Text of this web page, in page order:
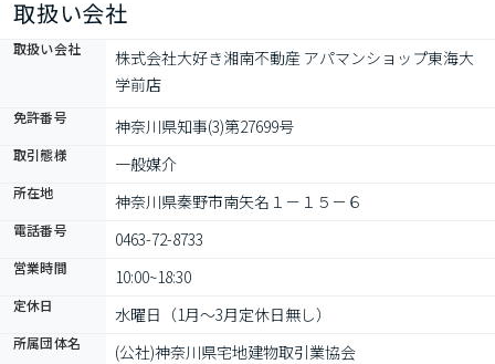
取扱い会社
取扱い会社
株式会社大好き湘南不動産 アパマンショップ東海大
学前店
免許番号 神奈川県知事(3)第27699号
取引態様 一般媒介
所在地 神奈川県秦野市南矢名１－１５－６
電話番号 0463-72-8733
営業時間 10:00~18:30
定休日 水曜日（1月～3月定休日無し）
所属団体名 (公社)神奈川県宅地建物取引業協会